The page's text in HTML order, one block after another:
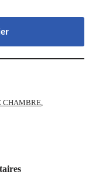
CHAMBRE,